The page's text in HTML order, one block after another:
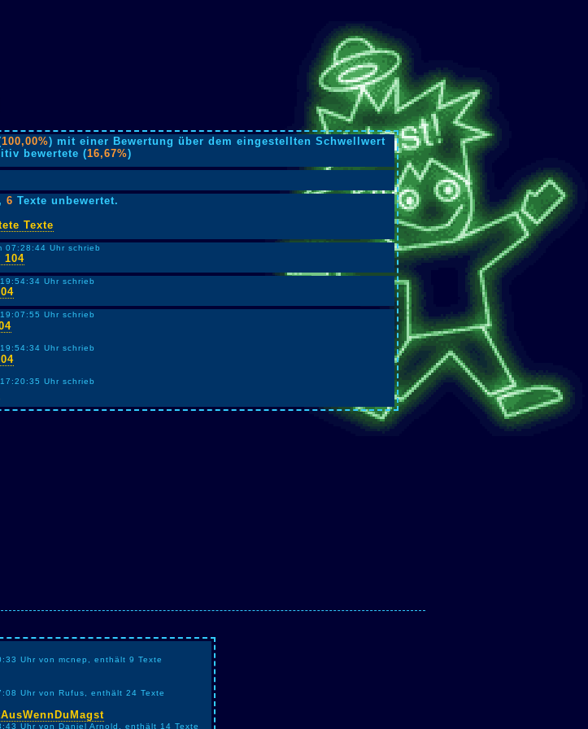
100,00%) mit einer Bewertung über dem eingestellten Schwellwert
bewertete (16,67%)
6 Texte unbewertet.
Texte
07:28:44 Uhr schrieb
104
Uhr schrieb
Uhr schrieb
Uhr schrieb
Uhr schrieb
Uhr von mcnep, enthält 9 Texte
Uhr von Rufus, enthält 24 Texte
Uhr von Daniel Arnold, enthält 14 Texte